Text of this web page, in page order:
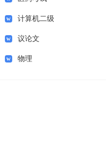
计算机二级
议论文
物理